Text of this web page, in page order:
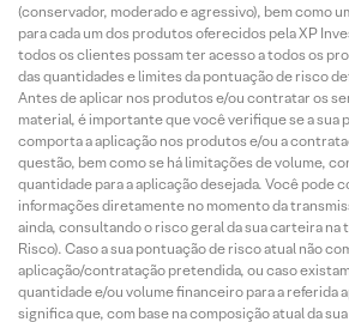
(conservador, moderado e agressivo), bem como
para cada um dos produtos oferecidos pela XP
todos os clientes possam ter acesso a todos os
das quantidades e limites da pontuação de risco
Antes de aplicar nos produtos e/ou contratar os
material, é importante que você verifique se a sua
comporta a aplicação nos produtos e/ou a
questão, bem como se há limitações de volume,
quantidade para a aplicação desejada. Você pode
informações diretamente no momento da
ainda, consultando o risco geral da sua carteira na
Risco). Caso a sua pontuação de risco atual não
aplicação/contratação pretendida, ou caso
quantidade e/ou volume financeiro para a referida
significa que, com base na composição atual da